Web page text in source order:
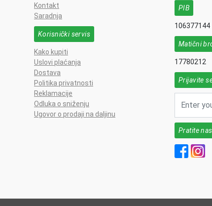
Kontakt
Saradnja
Korisnički servis
Kako kupiti
Uslovi plaćanja
Dostava
Politika privatnosti
Reklamacije
Odluka o sniženju
Ugovor o prodaji na daljinu
PIB
106377144
Matični
17780212
Prijavite
Pratite